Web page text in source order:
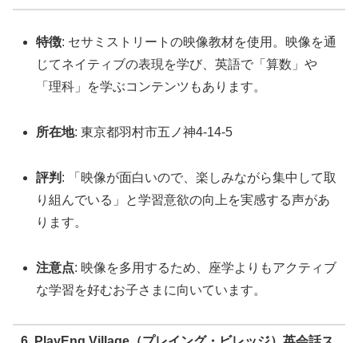
特徴: セサミストリートの映像教材を使用。映像を通
じてネイティブの表現を学び、英語で「算数」や
「理科」を学ぶコンテンツもあります。
所在地: 東京都羽村市五ノ神4-14-5
評判 : 「映像が面白いので、楽しみながら集中して取
り組んでいる」と学習意欲の向上を実感する声があ
ります。
注意点: 映像を多用するため、座学よりもアクティブ
な学習を好むお子さまに向いています。